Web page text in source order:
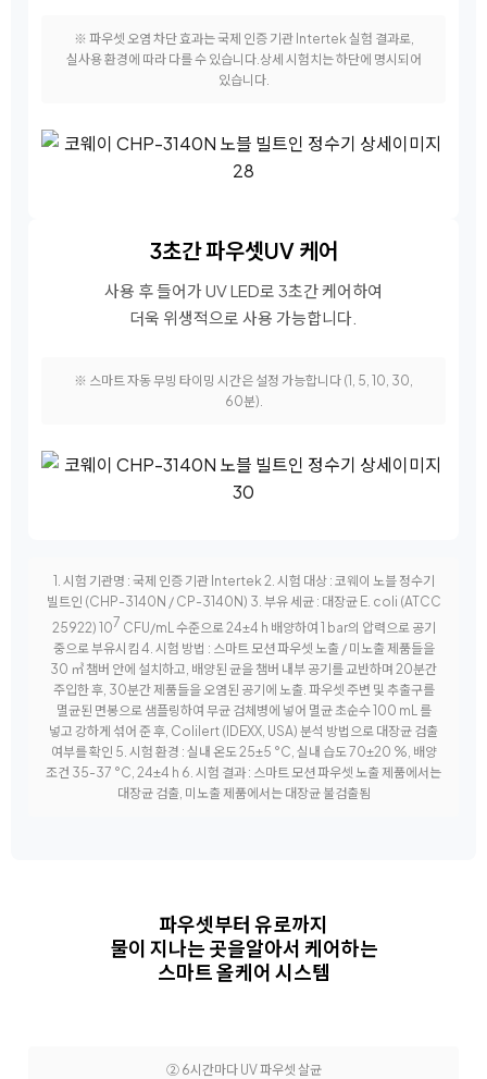
※ 파우셋 오염 차단 효과는 국제 인증 기관 Intertek 실험 결과로,
실사용 환경에 따라 다를 수 있습니다.상세 시험치는 하단에 명시되어
있습니다.
3초간 파우셋UV 케어
사용 후 들어가 UV LED로 3초간 케어하여
더욱 위생적으로 사용 가능합니다.
※ 스마트 자동 무빙 타이밍 시간은 설정 가능합니다 (1, 5, 10, 30,
60분).
1. 시험 기관명 : 국제 인증 기관 Intertek 2. 시험 대상 : 코웨이 노블 정수기
빌트인 (CHP-3140N / CP-3140N) 3. 부유 세균 : 대장균 E. coli (ATCC
25922) 107 CFU/mL 수준으로 24±4 h 배양하여 1 bar의 압력으로 공기
중으로 부유시킴 4. 시험 방법 : 스마트 모션 파우셋 노출 / 미노출 제품들을
30 ㎥ 챔버 안에 설치하고, 배양된 균을 챔버 내부 공기를 교반하며 20분간
주입한 후, 30분간 제품들을 오염된 공기에 노출. 파우셋 주변 및 추출구를
멸균된 면봉으로 샘플링하여 무균 검체병에 넣어 멸균 초순수 100 mL 를
넣고 강하게 섞어 준 후, Colilert (IDEXX, USA) 분석 방법으로 대장균 검출
여부를 확인 5. 시험 환경 : 실내 온도 25±5 °C, 실내 습도 70±20 %, 배양
조건 35-37 °C, 24±4 h 6. 시험 결과 : 스마트 모션 파우셋 노출 제품에서는
대장균 검출, 미노출 제품에서는 대장균 불검출됨
파우셋부터 유로까지
물이 지나는 곳을알아서 케어하는
스마트 올케어 시스템
② 6시간마다 UV 파우셋 살균